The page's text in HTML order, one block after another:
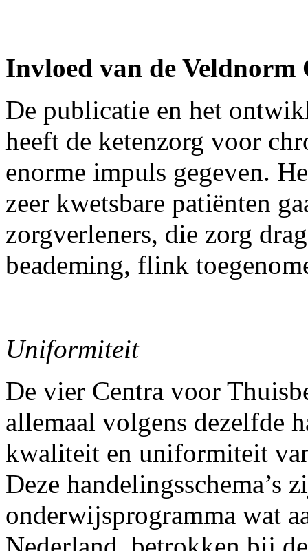
Invloed van de Veldnorm
De publicatie en het
heeft de ketenzorg voor
enorme impuls gegeven.
zeer kwetsbare patiënten
zorgverleners, die zorg
beademing, flink
Uniformiteit
De vier Centra voor
allemaal volgens dezelfde
kwaliteit en uniformiteit
Deze handelingsschema’s
onderwijsprogramma wat